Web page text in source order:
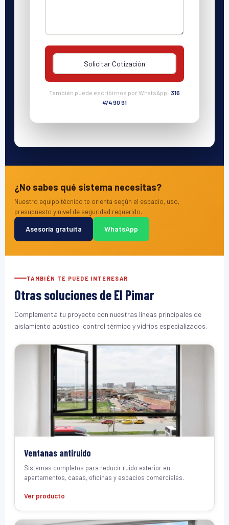
También puede escribirnos por WhatsApp · 316
474 90 91
¿No sabes qué sistema necesitas?
Nuestro equipo técnico te orienta según el espacio, uso,
presupuesto y nivel de seguridad requerido.
Asesoría gratuita WhatsApp
TAMBIÉN TE PUEDE INTERESAR
Otras soluciones de El Pimar
Complementa tu proyecto con nuestras líneas principales de
aislamiento acústico, control térmico y vidrios especializados.
Ventanas antiruido
Sistemas completos para reducir ruido exterior en
apartamentos, casas, oficinas y espacios comerciales.
Ver producto